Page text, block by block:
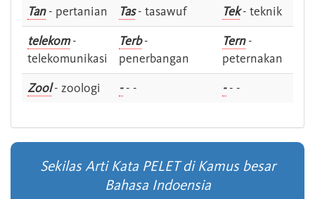
Tan- pertanian Tas- tasawuf Tek- teknik
telekom-
telekomunikasi
Terb-
penerbangan
Tern-
peternakan
Zool- zoologi -- - -- -
Sekilas Arti Kata PELET di Kamus besar
Bahasa Indoensia